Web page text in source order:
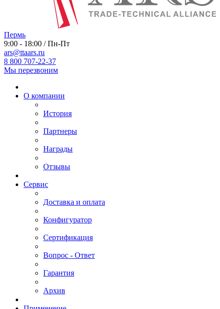
Пермь
9:00 - 18:00 / Пн-Пт
ars@ttaars.ru
8 800 707-22-37
Мы перезвоним
О компании
История
Партнеры
Награды
Отзывы
Сервис
Доставка и оплата
Конфигуратор
Сертификация
Вопрос - Ответ
Гарантия
Архив